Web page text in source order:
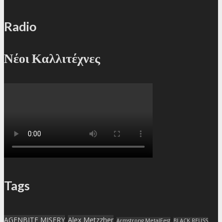
Radio
Νέοι Καλλιτέχνες
Tags
AGENBITE MISERY Alex Metzzher Armstrong MetalFest BLACK REUSS